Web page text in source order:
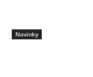
Novinky